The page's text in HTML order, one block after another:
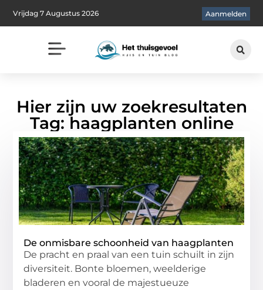
Vrijdag 7 Augustus 2026 Aanmelden
Hier zijn uw zoekresultaten
Tag: haagplanten online
De onmisbare schoonheid van haagplanten
De pracht en praal van een tuin schuilt in zijn
diversiteit. Bonte bloemen, weelderige
bladeren en vooral de majestueuze